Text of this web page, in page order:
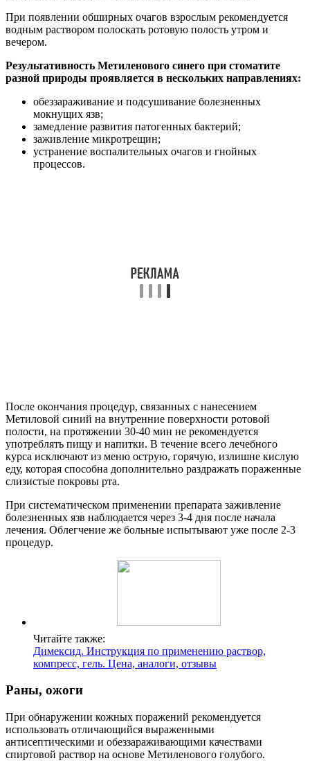
При появлении обширных очагов взрослым рекомендуется
водным раствором полоскать ротовую полость утром и
вечером.
Результативность Метиленового синего при стоматите
разной природы проявляется в нескольких направлениях:
обеззараживание и подсушивание болезненных
мокнущих язв;
замедление развития патогенных бактерий;
заживление микротрещин;
устранение воспалительных очагов и гнойных
процессов.
После окончания процедур, связанных с нанесением
Метиловой синий на внутренние поверхности ротовой
полости, на протяжении 30-40 мин не рекомендуется
употреблять пищу и напитки. В течение всего лечебного
курса исключают из меню острую, горячую, излишне кислую
еду, которая способна дополнительно раздражать пораженные
слизистые покровы рта.
При систематическом применении препарата заживление
болезненных язв наблюдается через 3-4 дня после начала
лечения. Облегчение же больные испытывают уже после 2-3
процедур.
Читайте также:
Димексид. Инструкция по применению раствор,
компресс, гель. Цена, аналоги, отзывы
Раны, ожоги
При обнаружении кожных поражений рекомендуется
использовать отличающийся выраженными
антисептическими и обеззараживающими качествами
спиртовой раствор на основе Метиленового голубого.